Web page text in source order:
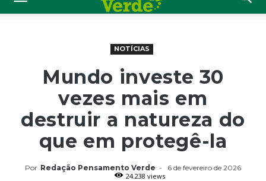
NOTÍCIAS
Mundo investe 30
vezes mais em
destruir a natureza do
que em protegê-la
Por Redação Pensamento Verde -
6 de fevereiro de 2026
24.238 views